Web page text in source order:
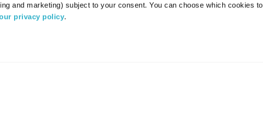
and marketing) subject to your consent. You can choose which cookies to
privacy policy.